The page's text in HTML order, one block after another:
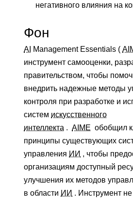
негативного влияния на
Фон
AI Management Essentials (
инструмент самооценки,
правительством, чтобы
внедрить надежные методы
контроля при разработке и
систем искусственного
интеллекта . AIME обобщил
принципы существующих
управления ИИ , чтобы
организациям доступный
улучшения их методов
в области ИИ . Инструмент